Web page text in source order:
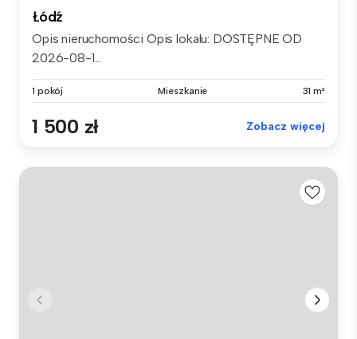
Łódź
Opis nieruchomości Opis lokalu: DOSTĘPNE OD
2026-08-1...
1 pokój Mieszkanie 31 m²
1 500 zł Zobacz więcej